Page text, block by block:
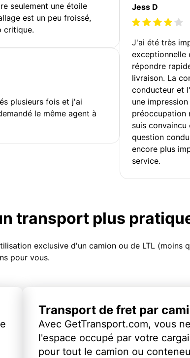
seulement une étoile
est un peu froissé,
critique.
plusieurs fois et j'ai
le même agent à
Jess D
J'ai été très
exceptionnelle
répondre
livraison. La
conducteur et
une
préoccupation
suis
question
encore plus
service.
transport plus
exclusive d'un camion ou de LTL (moins
pour vous.
Transport de fret par
Avec GetTransport.com, vous
l'espace occupé par votre
pour tout le camion ou